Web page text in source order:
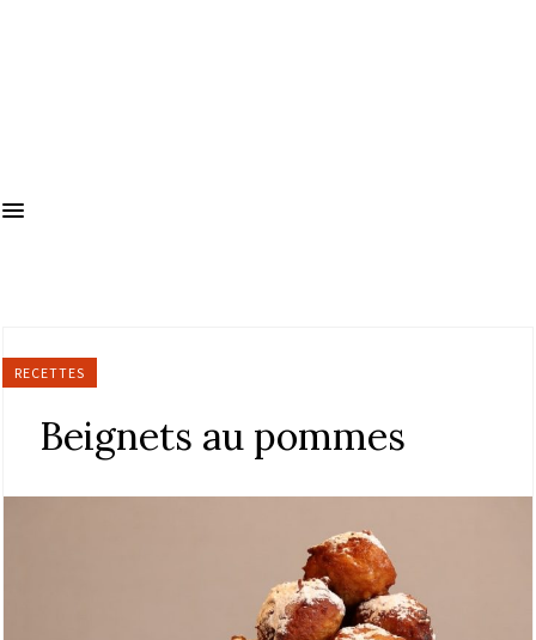
RECETTES
Beignets au pommes